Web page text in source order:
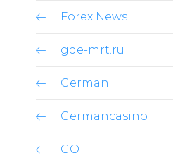
Forex News
gde-mrt.ru
German
Germancasino
GO